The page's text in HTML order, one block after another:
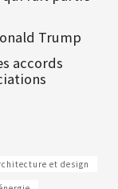
Trump
accords
et design